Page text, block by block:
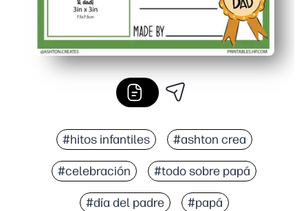
#hitos infantiles #ashton crea
#celebración #todo sobre papá
#día del padre #papá